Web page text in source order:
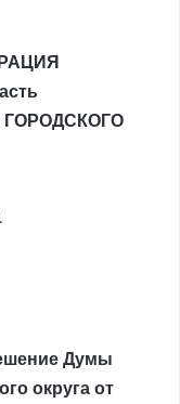
Думы
округа от